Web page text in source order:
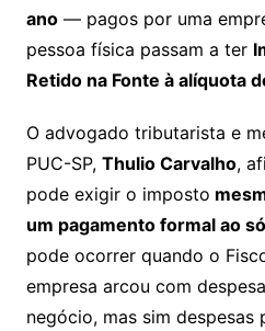
ano— pagos por uma
pessoa física passam a ter
Retido na Fonte à alíquota
O advogado tributarista e
PUC-SP, Thulio Carvalho,
pode exigir o imposto
um pagamento formal ao
pode ocorrer quando o
empresa arcou com
negócio, mas sim despesas